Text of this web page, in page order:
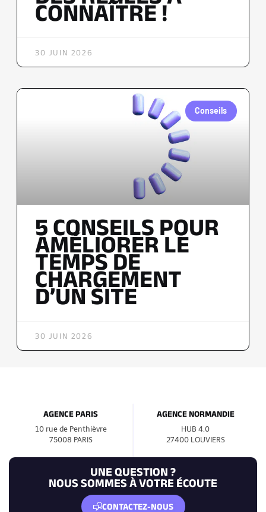
CONNAÎTRE !
30 JUIN 2026
Conseils
5 CONSEILS POUR
AMÉLIORER LE
TEMPS DE
CHARGEMENT
D’UN SITE
30 JUIN 2026
AGENCE PARIS
10 rue de Penthièvre
75008 PARIS
AGENCE NORMANDIE
HUB 4.0
27400 LOUVIERS
UNE QUESTION ?
NOUS SOMMES À VOTRE ÉCOUTE
CONTACTEZ-NOUS